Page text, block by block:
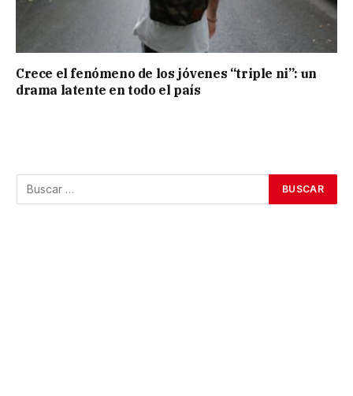
Crece el fenómeno de los jóvenes “triple ni”: un
drama latente en todo el país